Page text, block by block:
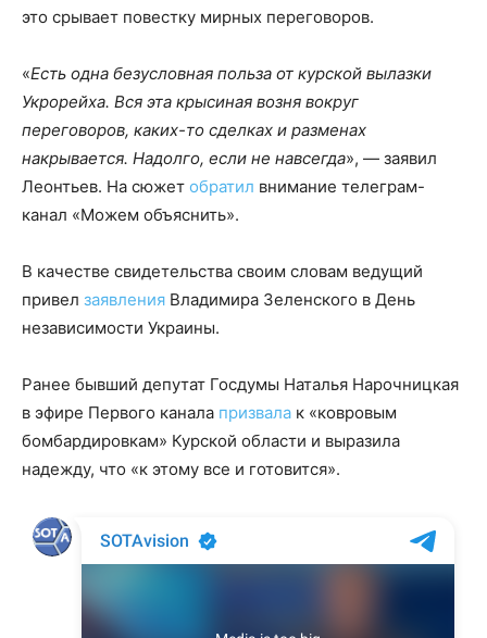
это срывает повестку мирных переговоров.
«Есть одна безусловная польза от курской вылазки
Укрорейха. Вся эта крысиная возня вокруг
переговоров, каких-то сделках и разменах
накрывается. Надолго, если не навсегда», — заявил
Леонтьев. На сюжет обратил внимание телеграм-
канал «Можем объяснить».
В качестве свидетельства своим словам ведущий
привел заявления Владимира Зеленского в День
независимости Украины.
Ранее бывший депутат Госдумы Наталья Нарочницкая
в эфире Первого канала призвала к «ковровым
бомбардировкам» Курской области и выразила
надежду, что «к этому все и готовится».